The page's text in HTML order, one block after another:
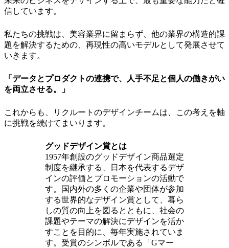
信しています。
私たちの挑戦は、美容業界に留まらず、他の業界の構造的課
題を解決するための、再現性の高いモデルとして発展させて
いきます。
「データとプロダクトの連携で、人手不足と個人の働きがい
を両立させる。」
これからも、リクルートのデザインチームは、この考えを軸
に挑戦を続けてまいります。
グッドデザイン賞とは
1957年創設のグッドデザイン商品選定
制度を継承する、日本を代表するデザ
インの評価とプロモーションの活動で
す。国内外の多くの企業や団体が参加
する世界的なデザイン賞として、暮ら
しの質の向上を図るとともに、社会の
課題やテーマの解決にデザインを活か
すことを目的に、毎年実施されていま
す。受賞のシンボルである「Gマー